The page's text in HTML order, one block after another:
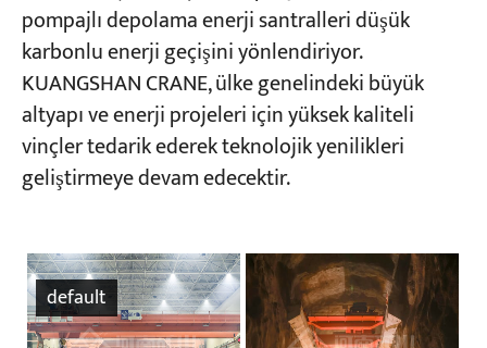
pompajlı depolama enerji santralleri düşük
karbonlu enerji geçişini yönlendiriyor.
KUANGSHAN CRANE, ülke genelindeki büyük
altyapı ve enerji projeleri için yüksek kaliteli
vinçler tedarik ederek teknolojik yenilikleri
geliştirmeye devam edecektir.
default